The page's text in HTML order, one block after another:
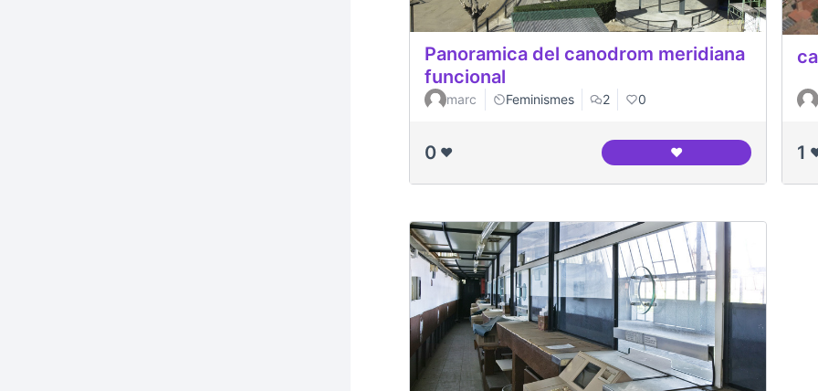
Panoramica del canodrom meridiana
funcional
marc Feminismes 2 0
0 ❤️ ❤️Panoramica del 1